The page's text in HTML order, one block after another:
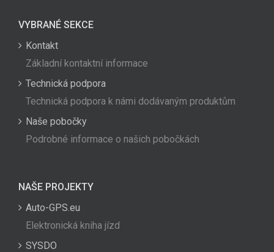
VYBRANÉ SEKCE
Kontakt
Základní kontaktní informace
Technická podpora
Technická podpora k námi dodávaným produktům
Naše pobočky
Podrobné informace o našich pobočkách
NAŠE PROJEKTY
Auto-GPS.eu
Elektronická kniha jízd
SYSDO